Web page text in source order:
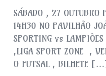
SÁBADO , 27 OUTUBRO
14H30 NO PAVILHÃO
SPORTING vs LAMPIÕES
,LIGA SPORT ZONE ,
O FUTSAL , BILHETE